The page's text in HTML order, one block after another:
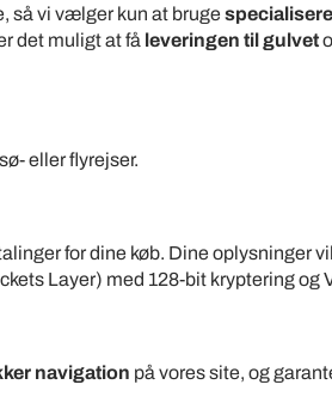
så vi vælger kun at bruge
det muligt at få leveringen til gulvet
eller flyrejser.
for dine køb. Dine oplysninger
Layer) med 128-bit kryptering og
navigation på vores site, og